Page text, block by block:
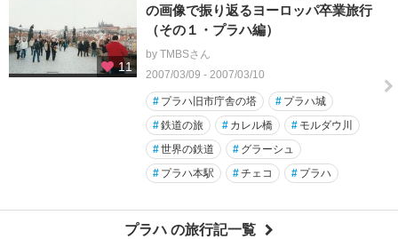
11
の画像で振り返るヨーロッパ卒業旅行
（その１・プラハ編）
by TMBSさん
2007/03/09 - 2007/03/10
# プラハ旧市庁舎の塔 # プラハ城
#鉄道の旅 # カレル橋 # モルダウ川
#世界の鉄道 # グラーシュ
# プラハ本駅 #チェコ # プラハ
プラハ の旅行記一覧